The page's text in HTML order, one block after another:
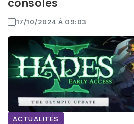
17/10/2024 À 09:03
ACTUALITÉS